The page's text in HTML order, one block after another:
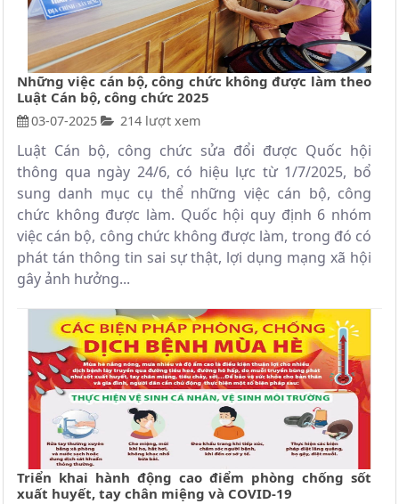
Những việc cán bộ, công chức không được làm theo
Luật Cán bộ, công chức 2025
03-07-2025 214 lượt xem
Luật Cán bộ, công chức sửa đổi được Quốc hội
thông qua ngày 24/6, có hiệu lực từ 1/7/2025, bổ
sung danh mục cụ thể những việc cán bộ, công
chức không được làm. Quốc hội quy định 6 nhóm
việc cán bộ, công chức không được làm, trong đó có
phát tán thông tin sai sự thật, lợi dụng mạng xã hội
gây ảnh hưởng...
Triển khai hành động cao điểm phòng chống sốt
xuất huyết, tay chân miệng và COVID-19